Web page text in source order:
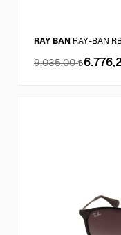
RAY BAN RAY-BAN
9.035,00